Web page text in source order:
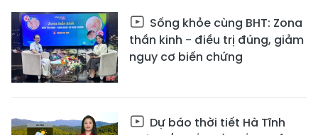
Sống khỏe cùng BHT: Zona
thần kinh - điều trị đúng, giảm
nguy cơ biến chứng
Dự báo thời tiết Hà Tĩnh